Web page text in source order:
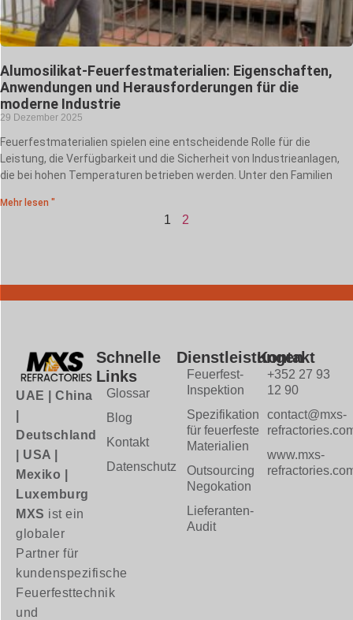
Alumosilikat-Feuerfestmaterialien: Eigenschaften,
Anwendungen und Herausforderungen für die
moderne Industrie
29 Dezember 2025
Feuerfestmaterialien spielen eine entscheidende Rolle für die
Leistung, die Verfügbarkeit und die Sicherheit von Industrieanlagen,
die bei hohen Temperaturen betrieben werden. Unter den Familien
Mehr lesen "
1 2
UAE | China
Deutschland
| USA |
Mexiko |
Luxemburg
MXS ist ein
globaler
Partner für
kundenspezifische
Feuerfesttechnik
und
Glossar
Blog
Kontakt
Datenschutz
Schnelle
Links
Feuerfest-
Inspektion
Spezifikation
für feuerfeste
Materialien
Outsourcing
Negokation
Lieferanten-
Audit
Dienstleistungen
+352 27 93
12 90
contact@mxs-
www.mxs-
Kontakt